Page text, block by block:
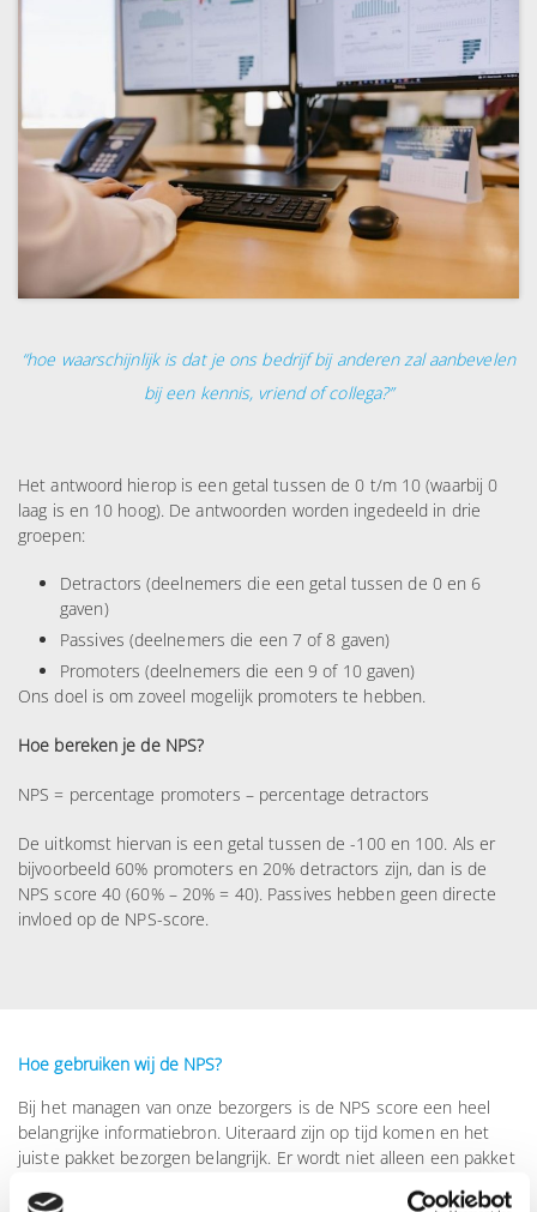
“hoe waarschijnlijk is dat je ons bedrijf bij anderen zal aanbevelen
bij een kennis, vriend of collega?”
Het antwoord hierop is een getal tussen de 0 t/m 10 (waarbij 0
laag is en 10 hoog). De antwoorden worden ingedeeld in drie
groepen:
Detractors (deelnemers die een getal tussen de 0 en 6
gaven)
Passives (deelnemers die een 7 of 8 gaven)
Promoters (deelnemers die een 9 of 10 gaven)
Ons doel is om zoveel mogelijk promoters te hebben.
Hoe bereken je de NPS?
NPS = percentage promoters – percentage detractors
De uitkomst hiervan is een getal tussen de -100 en 100. Als er
bijvoorbeeld 60% promoters en 20% detractors zijn, dan is de
NPS score 40 (60% – 20% = 40). Passives hebben geen directe
invloed op de NPS-score.
Hoe gebruiken wij de NPS?
Bij het managen van onze bezorgers is de NPS score een heel
belangrijke informatiebron. Uiteraard zijn op tijd komen en het
juiste pakket bezorgen belangrijk. Er wordt niet alleen een pakket